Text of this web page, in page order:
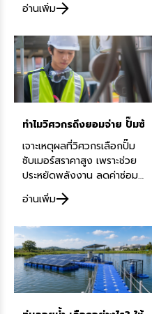
HRT และเลือกปั๊มน้ำเสียที่
Dynamach
อ่านเพิ่ม
ทำไมวิศวกรถึงยอมจ่าย ปั๊มซั
เจาะเหตุผลที่วิศวกรเลือกปั๊ม
ซับเมอร์สราคาสูง เพราะช่วย
ประหยัดพลังงาน ลดค่าซ่อม
และใช้งานได้นาน พร้อม
แนะนำยี่ห้อปั๊มซับเมอร์
อุตสาหกรรม
อ่านเพิ่ม